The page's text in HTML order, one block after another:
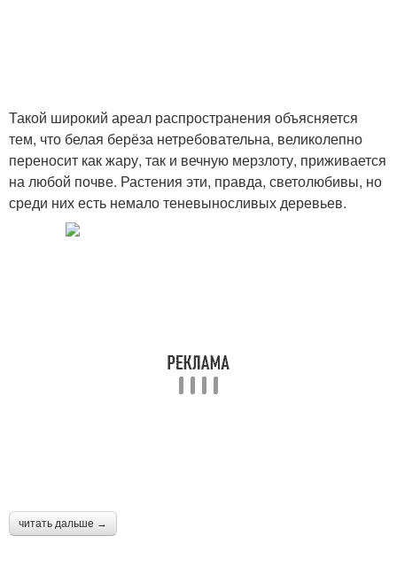
Такой широкий ареал распространения объясняется
тем, что белая берёза нетребовательна, великолепно
переносит как жару, так и вечную мерзлоту, приживается
на любой почве. Растения эти, правда, светолюбивы, но
среди них есть немало теневыносливых деревьев.
читать дальше →